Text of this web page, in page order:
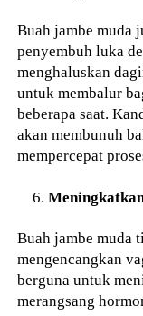
Buah jambe muda
penyembuh luka
menghaluskan
untuk membalur
beberapa saat.
akan membunuh
mempercepat
Buah jambe muda
mengencangkan
berguna untuk
merangsang